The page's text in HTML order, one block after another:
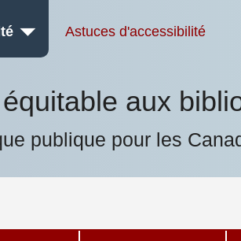
Astuces d'accessibilité
aux
publique pour les